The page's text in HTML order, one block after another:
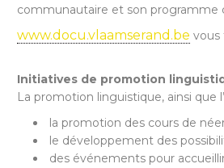
communautaire et son programme
www.docu.vlaamserand.be vous
Initiatives de promotion
La promotion linguistique, ainsi que
la promotion des cours de
le développement des
des événements pour